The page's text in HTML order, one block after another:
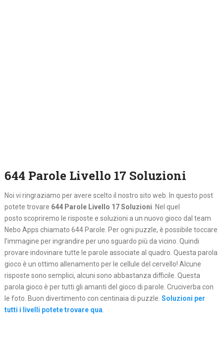
644 Parole Livello 17 Soluzioni
Noi vi ringraziamo per avere scelto il nostro sito web. In questo post
potete trovare 644 Parole Livello 17 Soluzioni. Nel quel
posto scopriremo le risposte e soluzioni a un nuovo gioco dal team
Nebo Apps chiamato 644 Parole. Per ogni puzzle, è possibile toccare
l’immagine per ingrandire per uno sguardo più da vicino. Quindi
provare indovinare tutte le parole associate al quadro. Questa parola
gioco è un ottimo allenamento per le cellule del cervello! Alcune
risposte sono semplici, alcuni sono abbastanza difficile. Questa
parola gioco è per tutti gli amanti del gioco di parole. Cruciverba con
le foto. Buon divertimento con centinaia di puzzle. Soluzioni per
tutti i livelli potete trovare qua.